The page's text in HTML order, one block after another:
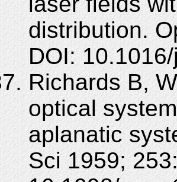
distribution.
DOI:
Richards B,
optical
aplanatic
Sci 1959;